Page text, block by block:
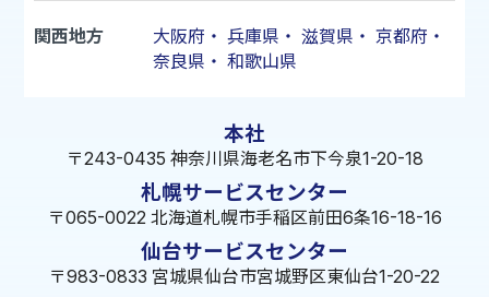
関西地方 大阪府 ・ 兵庫県 ・ 滋賀県 ・ 京都府 ・
奈良県 ・ 和歌山県
本社
〒243-0435 神奈川県海老名市下今泉1-20-18
札幌サービスセンター
〒065-0022 北海道札幌市手稲区前田6条16-18-16
仙台サービスセンター
〒983-0833 宮城県仙台市宮城野区東仙台1-20-22